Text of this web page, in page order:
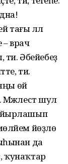
тағы әллә
– врач
Әбейебеҙ
ти.
өй
шул
йырлашып
йөҙлө
да
ҡунаҡтар